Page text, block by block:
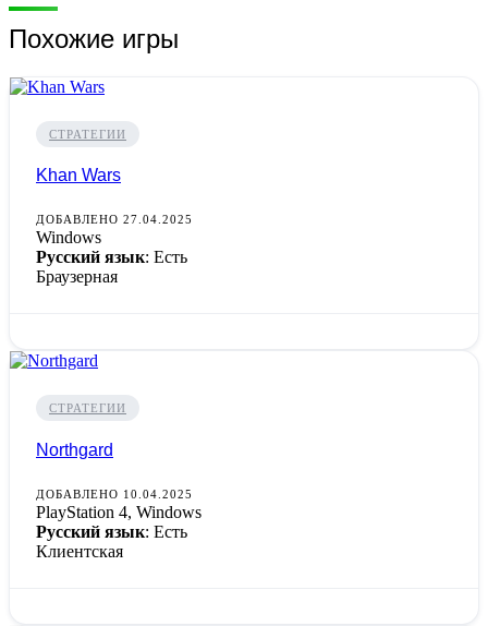
Похожие игры
СТРАТЕГИИ
Khan Wars
ДОБАВЛЕНО 27.04.2025
Windows
Русский язык: Есть
Браузерная
СТРАТЕГИИ
Northgard
ДОБАВЛЕНО 10.04.2025
PlayStation 4, Windows
Русский язык: Есть
Клиентская